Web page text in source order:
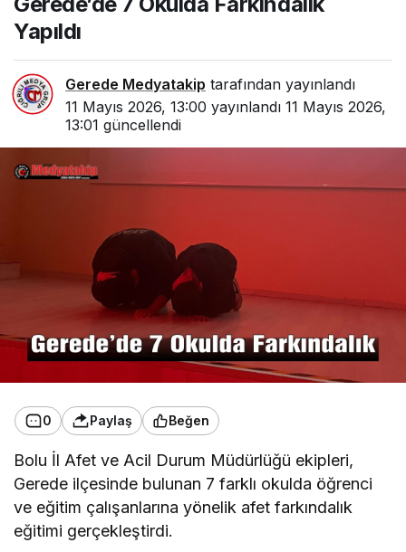
Yapıldı
Gerede Medyatakip tarafından yayınlandı
11 Mayıs 2026, 13:00 yayınlandı 11 Mayıs 2026,
13:01 güncellendi
0 Paylaş Beğen
Bolu İl Afet ve Acil Durum Müdürlüğü ekipleri,
Gerede ilçesinde bulunan 7 farklı okulda öğrenci
ve eğitim çalışanlarına yönelik afet farkındalık
eğitimi gerçekleştirdi.